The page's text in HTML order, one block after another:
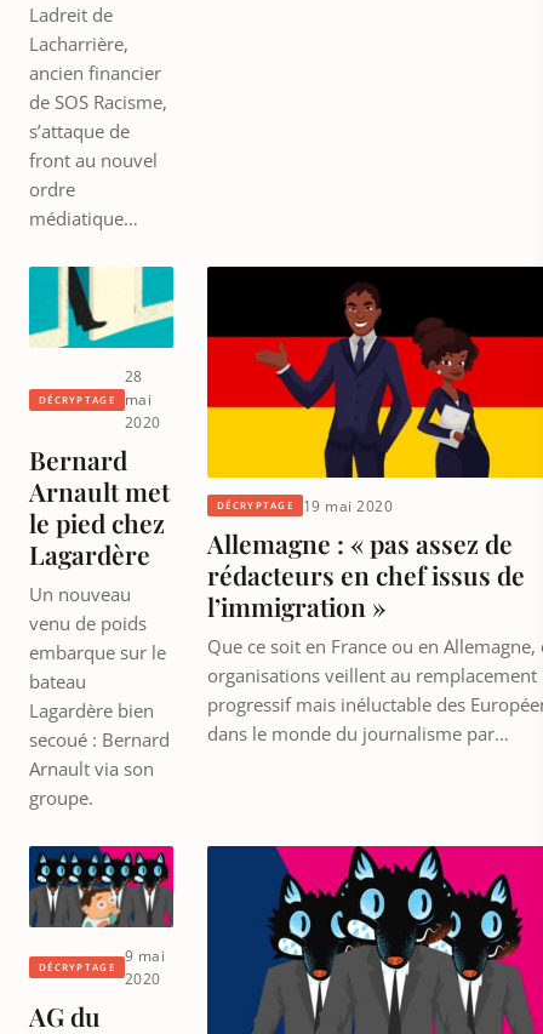
Ladreit de
Lacharrière,
ancien financier
de SOS Racisme,
s’attaque de
front au nouvel
ordre
médiatique…
DÉCRYPTAGE
28
mai
2020
Bernard
Arnault met
le pied chez
Lagardère
Un nouveau
venu de poids
embarque sur le
bateau
Lagardère bien
secoué : Bernard
Arnault via son
groupe.
DÉCRYPTAGE 19 mai 2020
Allemagne : « pas assez de
rédacteurs en chef issus de
l’immigration »
Que ce soit en France ou en Allemagne,
organisations veillent au remplacement
progressif mais inéluctable des
dans le monde du journalisme par…
DÉCRYPTAGE
9 mai
2020
AG du